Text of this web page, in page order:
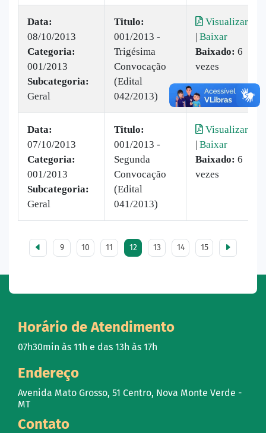
Data:
08/10/2013
Categoria:
001/2013
Subcategoria:
Geral
Titulo:
001/2013 -
Trigésima
Convocação
(Edital
042/2013)
Visualizar
| Baixar
Baixado: 6
vezes
Data:
07/10/2013
Categoria:
001/2013
Subcategoria:
Geral
Titulo:
001/2013 -
Segunda
Convocação
(Edital
041/2013)
Visualizar
| Baixar
Baixado: 6
vezes
9 10 11 12 13 14 15
Horário de Atendimento
07h30min às 11h e das 13h às 17h
Endereço
Avenida Mato Grosso, 51 Centro, Nova Monte Verde -
MT
Contato